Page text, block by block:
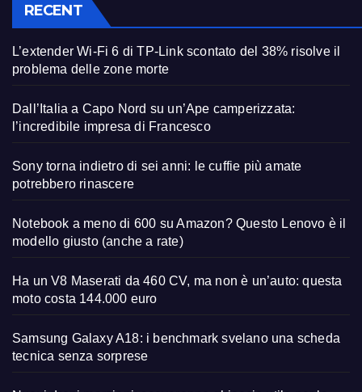
RECENT
L’extender Wi-Fi 6 di TP-Link scontato del 38% risolve il
problema delle zone morte
Dall’Italia a Capo Nord su un’Ape camperizzata:
l’incredibile impresa di Francesco
Sony torna indietro di sei anni: le cuffie più amate
potrebbero rinascere
Notebook a meno di 600 su Amazon? Questo Lenovo è il
modello giusto (anche a rate)
Ha un V8 Maserati da 460 CV, ma non è un’auto: questa
moto costa 144.000 euro
Samsung Galaxy A18: i benchmark svelano una scheda
tecnica senza sorprese